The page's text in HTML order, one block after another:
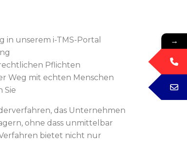
unserem i-TMS-Portal
Pflichten
Weg mit echten Menschen
Sie
das Unternehmen
ohne dass unmittelbar
bietet nicht nur
→